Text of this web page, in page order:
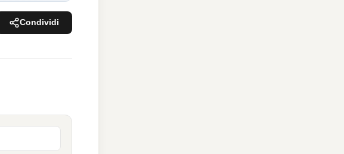
Condividi